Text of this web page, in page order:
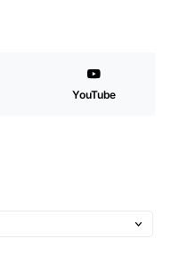
YouTube